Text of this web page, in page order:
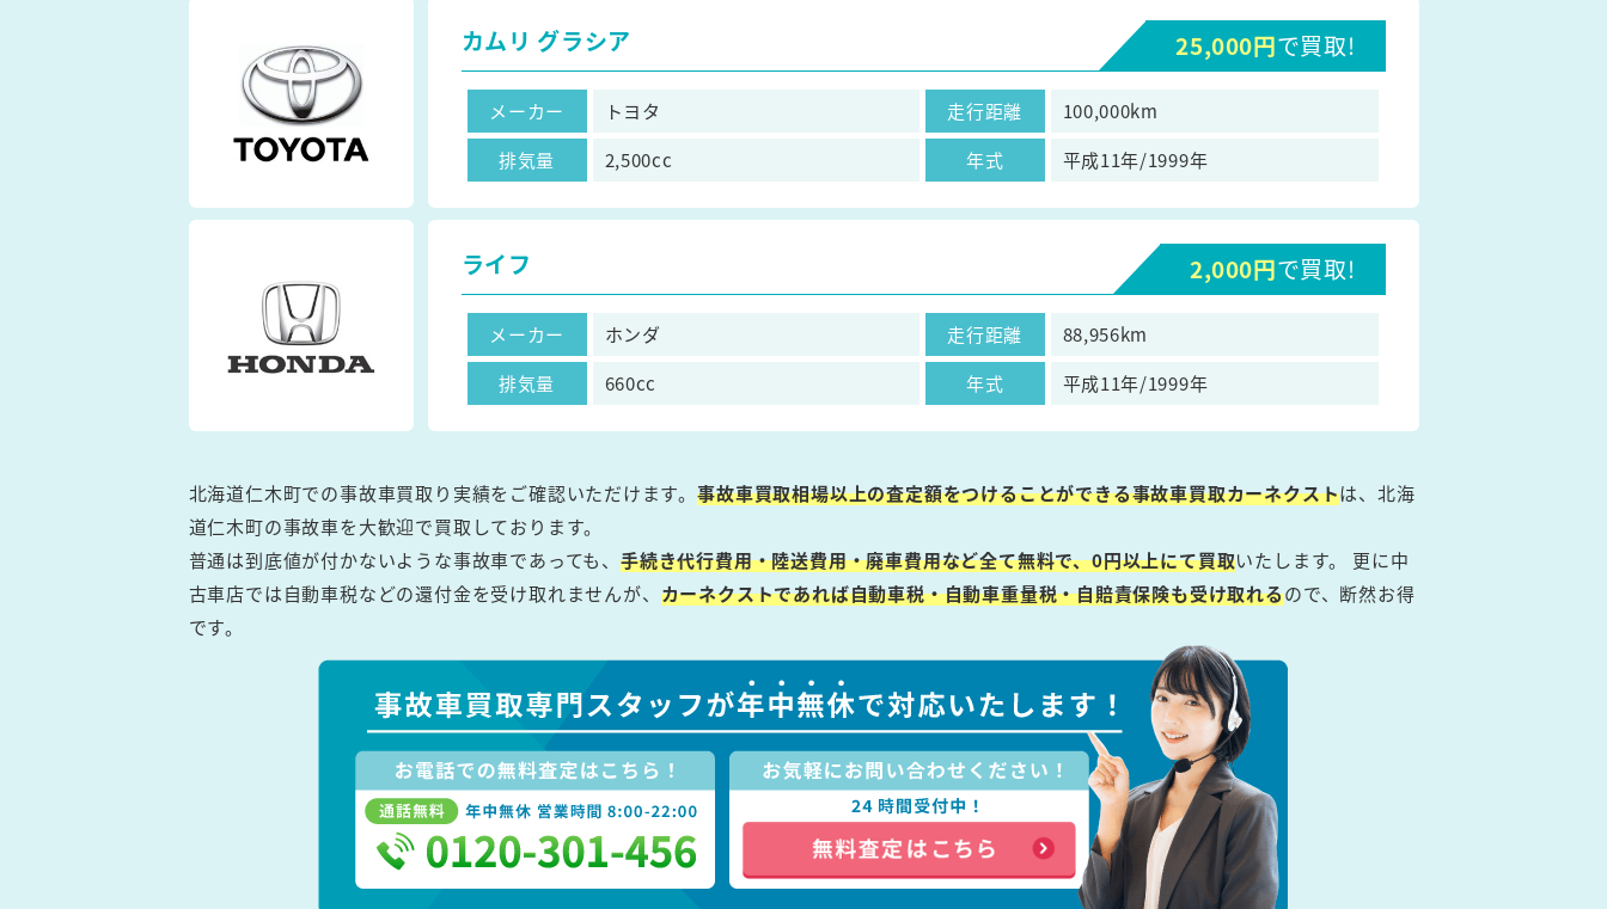
カムリ グラシア 25,000円で買取!
メーカー トヨタ 走行距離
100,000km
排気量
2,500cc 年式 平成11年/1999年
ライフ 2,000円で買取!
メーカー ホンダ 走行距離
88,956km
排気量
660cc 年式 平成11年/1999年
北海道仁木町での事故車買取り実績をご確認いただけます。事故車買取相場以上の査定額をつけることができる事故車買取カーネクストは、北海
道仁木町の事故車を大歓迎で買取しております。
普通は到底値が付かないような事故車であっても、 手続き代行費用・陸送費用・廃車費用など全て無料で、0円以上にて買取いたします。 更に中
古車店では自動車税などの還付金を受け取れませんが、 カーネクストであれば自動車税・自動車重量税・自賠責保険も受け取れるので、断然お得
です。